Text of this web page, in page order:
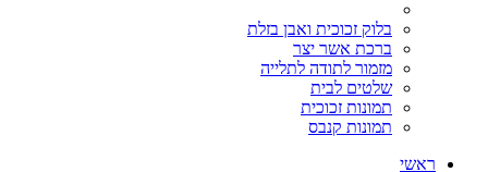
בלוק זכוכית ואבן בזלת
ברכת אשר יצר
מזמור לתודה לתלייה
שלטים לבית
תמונות זכוכית
תמונות קנבס
ראשי